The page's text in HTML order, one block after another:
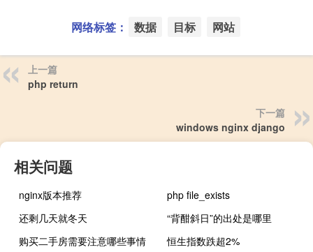
网络标签： 数据 目标 网站
上一篇
php return
下一篇
windows nginx django
相关问题
nginx版本推荐
php file_exists
还剩几天就冬天
“背酣斜日”的出处是哪里
购买二手房需要注意哪些事情
恒生指数跌超2%